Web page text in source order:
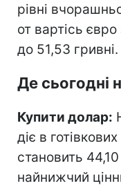
рівні
от вартісь
до 51,53 гривні.
Де сьогодні
Купити долар:
діє в
становить
найнижчий